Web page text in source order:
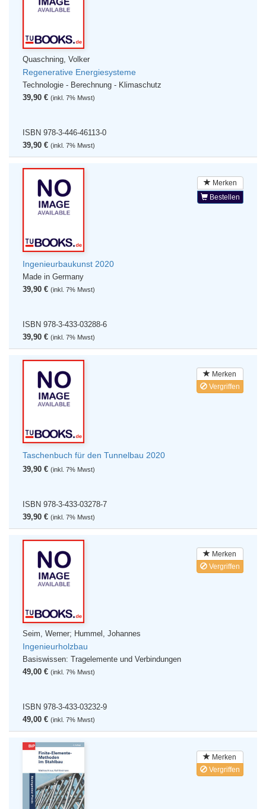
Quaschning, Volker
Regenerative Energiesysteme
Technologie - Berechnung - Klimaschutz
39,90 € (inkl. 7% Mwst)
ISBN 978-3-446-46113-0
39,90 € (inkl. 7% Mwst)
Merken
Bestellen
Ingenieurbaukunst 2020
Made in Germany
39,90 € (inkl. 7% Mwst)
ISBN 978-3-433-03288-6
39,90 € (inkl. 7% Mwst)
Merken
Vergriffen
Taschenbuch für den Tunnelbau 2020
39,90 € (inkl. 7% Mwst)
ISBN 978-3-433-03278-7
39,90 € (inkl. 7% Mwst)
Merken
Vergriffen
Seim, Werner; Hummel, Johannes
Ingenieurholzbau
Basiswissen: Tragelemente und Verbindungen
49,00 € (inkl. 7% Mwst)
ISBN 978-3-433-03232-9
49,00 € (inkl. 7% Mwst)
Merken
Vergriffen